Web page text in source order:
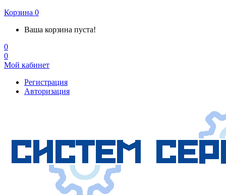
Корзина 0
Ваша корзина пуста!
0
0
Мой кабинет
Регистрация
Авторизация